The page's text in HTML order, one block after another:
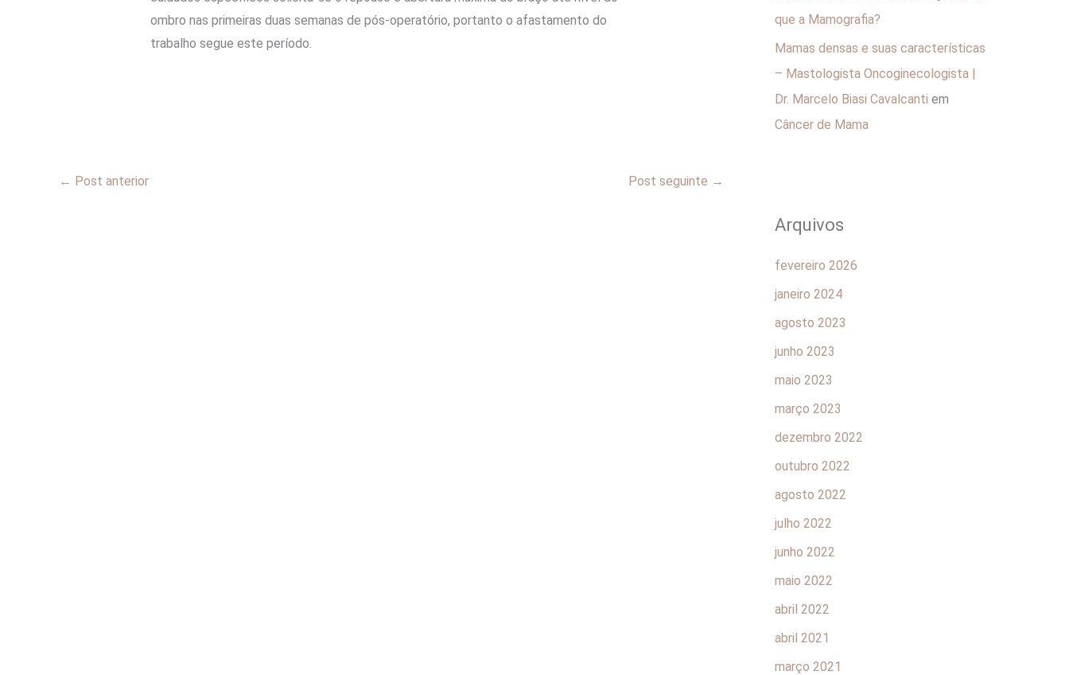
ombro nas primeiras duas semanas de pós-operatório, portanto o afastamento do
trabalho segue este período.
← Post anterior Post seguinte →
que a Mamografia?
Mamas densas e suas características
– Mastologista Oncoginecologista |
Dr. Marcelo Biasi Cavalcanti em
Câncer de Mama
Arquivos
fevereiro 2026
janeiro 2024
agosto 2023
junho 2023
maio 2023
março 2023
dezembro 2022
outubro 2022
agosto 2022
julho 2022
junho 2022
maio 2022
abril 2022
abril 2021
março 2021